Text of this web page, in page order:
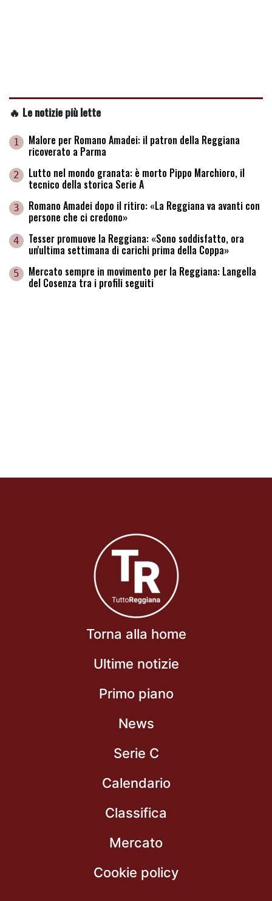
🔥 Le notizie più lette
1 Malore per Romano Amadei: il patron della Reggiana
ricoverato a Parma
2 Lutto nel mondo granata: è morto Pippo Marchioro, il
tecnico della storica Serie A
3 Romano Amadei dopo il ritiro: «La Reggiana va avanti con
persone che ci credono»
4 Tesser promuove la Reggiana: «Sono soddisfatto, ora
un'ultima settimana di carichi prima della Coppa»
5 Mercato sempre in movimento per la Reggiana: Langella
del Cosenza tra i profili seguiti
Torna alla home
Ultime notizie
Primo piano
News
Serie C
Calendario
Classifica
Mercato
Cookie policy